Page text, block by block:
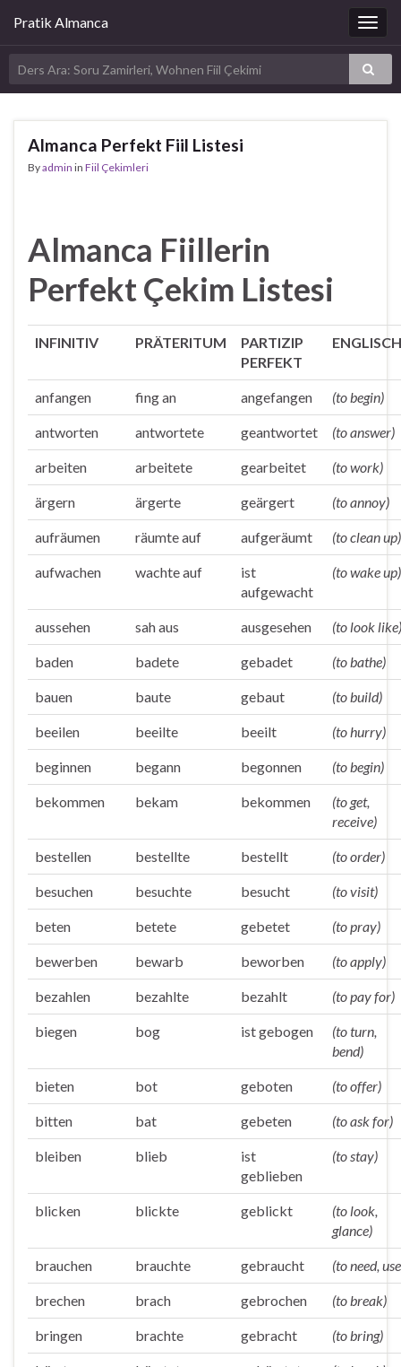
Pratik Almanca
Almanca Perfekt Fiil Listesi
Byadmin in Fiil Çekimleri
Almanca Fiillerin
Perfekt Çekim Listesi
INFINITIV PRÄTERITUM
PARTIZIP
PERFEKT
ENGLISCH
anfangen fing an angefangen (to begin)
antworten antwortete geantwortet (to answer)
arbeiten arbeitete gearbeitet (to work)
ärgern ärgerte geärgert (to annoy)
aufräumen räumte auf aufgeräumt (to clean up)
aufwachen wachte auf
ist
aufgewacht
(to wake up)
aussehen sah aus ausgesehen (to look like)
baden badete gebadet (to bathe)
bauen baute gebaut (to build)
beeilen beeilte beeilt (to hurry)
beginnen begann begonnen (to begin)
bekommen bekam bekommen
(to get,
receive)
bestellen bestellte bestellt (to order)
besuchen besuchte besucht (to visit)
beten betete gebetet (to pray)
bewerben bewarb beworben (to apply)
bezahlen bezahlte bezahlt (to pay for)
biegen bog ist gebogen
(to turn,
bend)
bieten bot geboten (to offer)
bitten bat gebeten (to ask for)
bleiben blieb
ist
geblieben
(to stay)
blicken blickte geblickt
(to look,
glance)
brauchen brauchte gebraucht (to need,
brechen brach gebrochen (to break)
bringen brachte gebracht (to bring)